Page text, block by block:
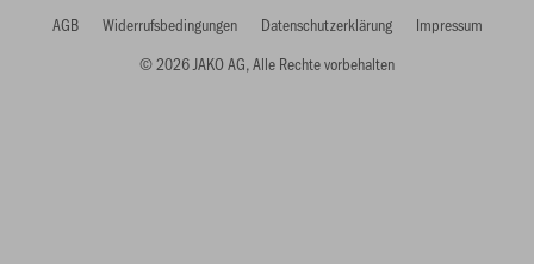
© 2026 JAKO AG, Alle Rechte vorbehalten
AGB Widerrufsbedingungen Datenschutzerklärung Impressum